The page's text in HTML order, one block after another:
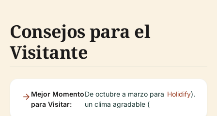
Consejos para el
Visitante
Mejor Momento
para Visitar:
De octubre a marzo para
un clima agradable (
Holidify).